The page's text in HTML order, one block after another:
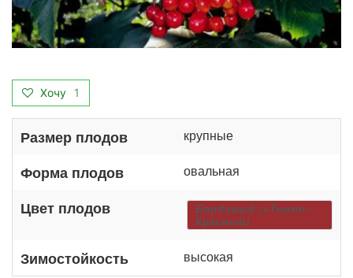
Хочу 1
Размер плодов крупные
Форма плодов овальная
Цвет плодов
Бордовый (=Темно-
Красный)
Зимостойкость высокая